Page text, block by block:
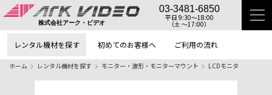
株式会社アーク・ビデオ
03-3481-6850
平日 9:30〜18:00
（土 〜17:00）
レンタル機材を探す 初めてのお客様へ ご利用の流れ
ホーム レンタル機材を探す モニター・波形・モニターマウント LCDモニタ